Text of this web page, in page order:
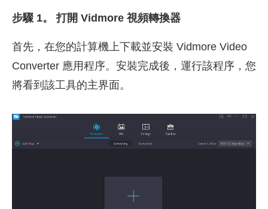
步驟 1。 打開 Vidmore 視頻轉換器
首先，在您的計算機上下載並安裝 Vidmore Video
Converter 應用程序。安裝完成後，運行該程序，您
將看到該工具的主界面。